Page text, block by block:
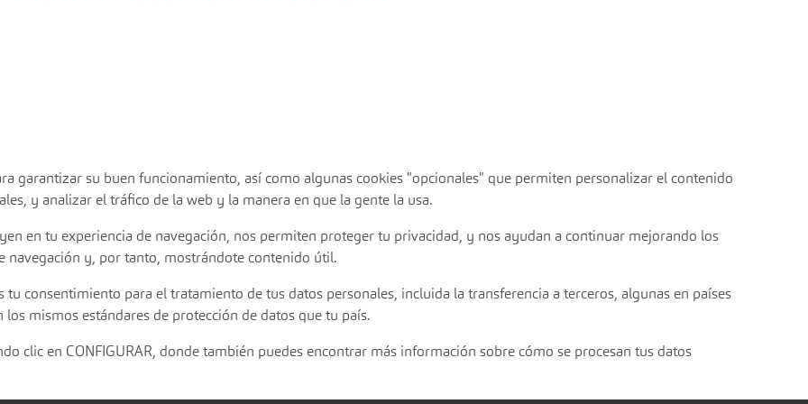
garantizar su buen funcionamiento, así como algunas cookies "opcionales" que permiten personalizar el contenido
y analizar el tráfico de la web y la manera en que la gente la usa.
en tu experiencia de navegación, nos permiten proteger tu privacidad, y nos ayudan a continuar mejorando los
navegación y, por tanto, mostrándote contenido útil.
tu consentimiento para el tratamiento de tus datos personales, incluida la transferencia a terceros, algunas en países
mismos estándares de protección de datos que tu país.
clic en CONFIGURAR, donde también puedes encontrar más información sobre cómo se procesan tus datos